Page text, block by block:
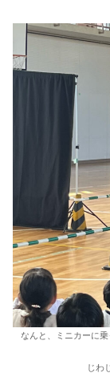
なんと、ミニカーに
じわ